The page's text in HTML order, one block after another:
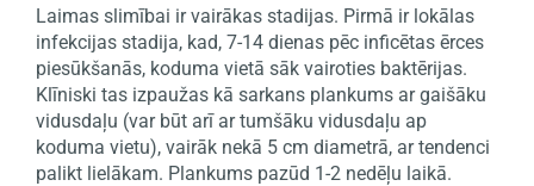
Laimas slimībai ir vairākas stadijas. Pirmā ir lokālas
infekcijas stadija, kad, 7-14 dienas pēc inficētas ērces
piesūkšanās, koduma vietā sāk vairoties baktērijas.
Klīniski tas izpaužas kā sarkans plankums ar gaišāku
vidusdaļu (var būt arī ar tumšāku vidusdaļu ap
koduma vietu), vairāk nekā 5 cm diametrā, ar tendenci
palikt lielākam. Plankums pazūd 1-2 nedēļu laikā.